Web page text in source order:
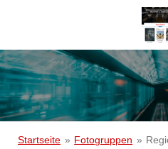
Startseite » Fotogruppen »